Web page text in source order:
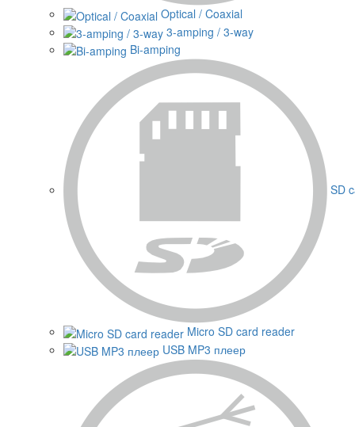
Optical / Coaxial
3-amping / 3-way
Bi-amping
SD
Micro SD card reader
USB MP3 плеер